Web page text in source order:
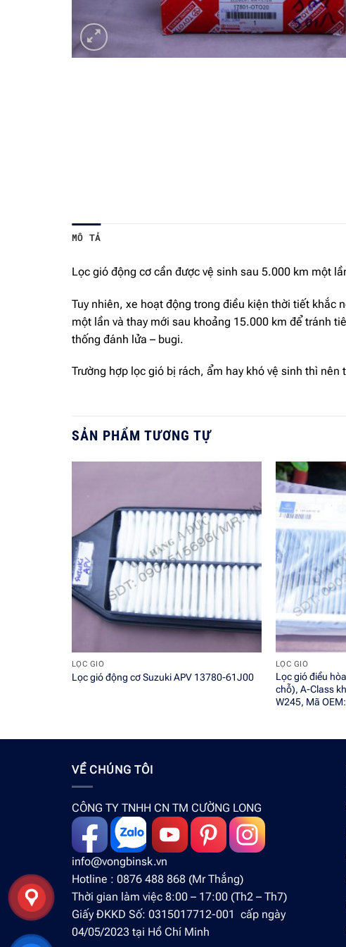
MÔ TẢ
Lọc gió động cơ cần được vệ sinh sau 5.000 km một
Tuy nhiên, xe hoạt động trong điều kiện thời tiết khắc
một lần và thay mới sau khoảng 15.000 km để tránh
thống đánh lửa – bugi.
Trường hợp lọc gió bị rách, ẩm hay khó vệ sinh thì nên
SẢN PHẨM TƯƠNG TỰ
Add to
wishlist
LỌC GIÓ
Lọc gió động cơ Suzuki APV 13780-61J00
LỌC GIÓ
Lọc gió điều
chỗ), A-Class
W245, Mã
VỀ CHÚNG TÔI
CÔNG TY TNHH CN TM CƯỜNG LONG
info@vongbinsk.vn
Hotline : 0876 488 868 (Mr Thắng)
Thời gian làm việc 8:00 – 17:00 (Th2 – Th7)
Giấy ĐKKD Số: 0315017712-001 cấp ngày
04/05/2023 tại Hồ Chí Minh